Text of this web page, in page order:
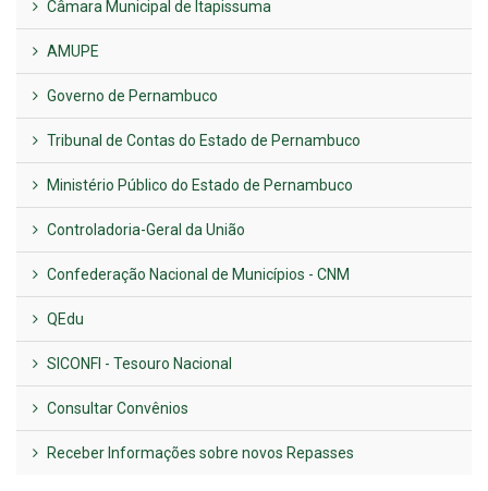
Câmara Municipal de Itapissuma
AMUPE
Governo de Pernambuco
Tribunal de Contas do Estado de Pernambuco
Ministério Público do Estado de Pernambuco
Controladoria-Geral da União
Confederação Nacional de Municípios - CNM
QEdu
SICONFI - Tesouro Nacional
Consultar Convênios
Receber Informações sobre novos Repasses